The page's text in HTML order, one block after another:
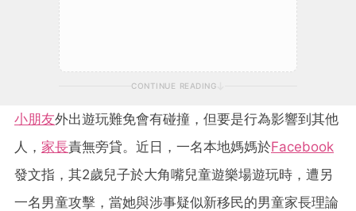
CONTINUE READING
小朋友外出遊玩難免會有碰撞，但要是行為影響到其他
人， 家長責無旁貸。近日，一名本地媽媽於Facebook
發文指，其2歲兒子於大角嘴兒童遊樂場遊玩時，遭另
一名男童攻擊，當她與涉事疑似新移民的男童家長理論